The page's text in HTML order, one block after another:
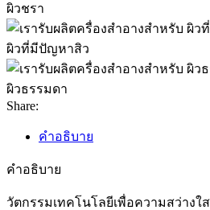
ผิวชรา
ผิวที่มีปัญหาสิว
ผิวธรรมดา
Share:
คำอธิบาย
คำอธิบาย
วัตกรรมเทคโนโลยีเพื่อความสว่าง